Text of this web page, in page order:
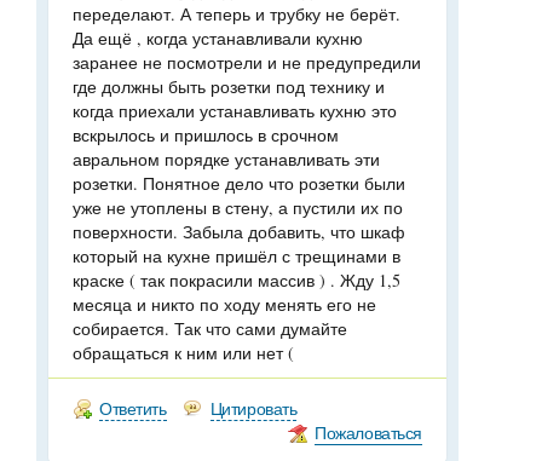
переделают. А теперь и трубку не берёт.
Да ещё , когда устанавливали кухню
заранее не посмотрели и не предупредили
где должны быть розетки под технику и
когда приехали устанавливать кухню это
вскрылось и пришлось в срочном
авральном порядке устанавливать эти
розетки. Понятное дело что розетки были
уже не утоплены в стену, а пустили их по
поверхности. Забыла добавить, что шкаф
который на кухне пришёл с трещинами в
краске ( так покрасили массив ) . Жду 1,5
месяца и никто по ходу менять его не
собирается. Так что сами думайте
обращаться к ним или нет (
Ответить
Цитировать
Пожаловаться